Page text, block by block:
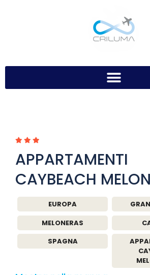
APPARTAMENTI
CAYBEACH
EUROPA
MELONERAS
SPAGNA